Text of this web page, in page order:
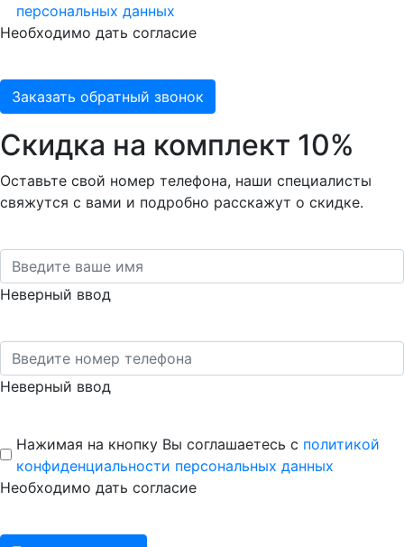
персональных данных
Необходимо дать согласие
Заказать обратный звонок
Скидка на комплект 10%
Оставьте свой номер телефона, наши специалисты
свяжутся с вами и подробно расскажут о скидке.
Неверный ввод
Неверный ввод
Нажимая на кнопку Вы соглашаетесь с политикой
конфиденциальности персональных данных
Необходимо дать согласие